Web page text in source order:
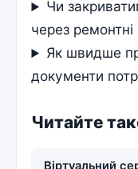
Чи
через ремонтні
Як швидше
документи
Читайте
Віртуальний